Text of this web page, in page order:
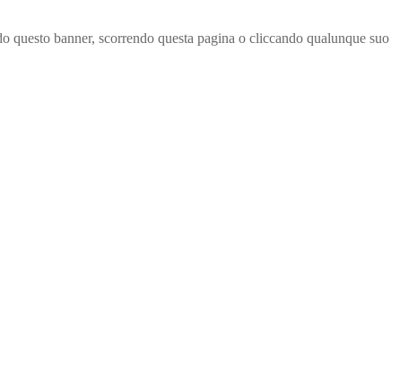
banner, scorrendo questa pagina o cliccando qualunque suo